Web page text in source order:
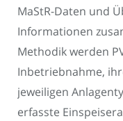
MaStR-Daten und
Informationen
Methodik werden
Inbetriebnahme,
jeweiligen
erfasste